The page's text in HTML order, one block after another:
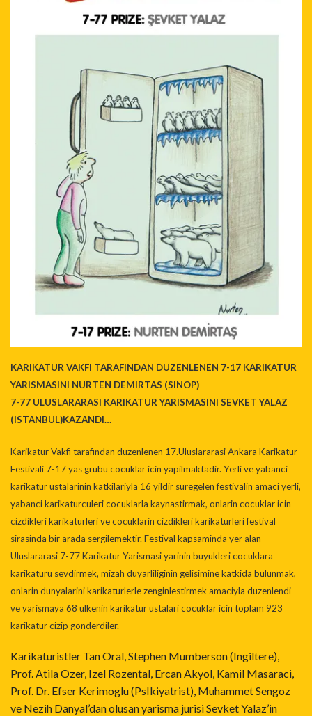
KARIKATUR VAKFI TARAFINDAN DUZENLENEN 7-17 KARIKATUR
YARISMASINI NURTEN DEMIRTAS (SINOP)
7-77 ULUSLARARASI KARIKATUR YARISMASINI SEVKET YALAZ
(ISTANBUL)KAZANDI…
Karikatur Vakfi tarafindan duzenlenen 17.Uluslararasi Ankara Karikatur
Festivali 7-17 yas grubu cocuklar icin yapilmaktadir. Yerli ve yabanci
karikatur ustalarinin katkilariyla 16 yildir suregelen festivalin amaci yerli,
yabanci karikaturculeri cocuklarla kaynastirmak, onlarin cocuklar icin
cizdikleri karikaturleri ve cocuklarin cizdikleri karikaturleri festival
sirasinda bir arada sergilemektir. Festival kapsaminda yer alan
Uluslararasi 7-77 Karikatur Yarismasi yarinin buyukleri cocuklara
karikaturu sevdirmek, mizah duyarliliginin gelisimine katkida bulunmak,
onlarin dunyalarini karikaturlerle zenginlestirmek amaciyla duzenlendi
ve yarismaya 68 ulkenin karikatur ustalari cocuklar icin toplam 923
karikatur cizip gonderdiler.
Karikaturistler Tan Oral, Stephen Mumberson (Ingiltere),
Prof. Atila Ozer, Izel Rozental, Ercan Akyol, Kamil Masaraci,
Prof. Dr. Efser Kerimoglu (PsIkiyatrist), Muhammet Sengoz
ve Nezih Danyal’dan olusan yarisma jurisi Sevket Yalaz’in